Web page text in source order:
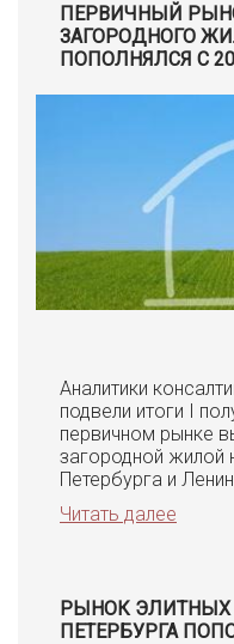
ПЕРВИЧНЫЙ
ЗАГОРОДНОГО
ПОПОЛНЯЛСЯ С
Аналитики
подвели итоги I
первичном рынке
загородной жилой
Петербурга и
Читать далее
РЫНОК ЭЛИТНЫХ
ПЕТЕРБУРГА